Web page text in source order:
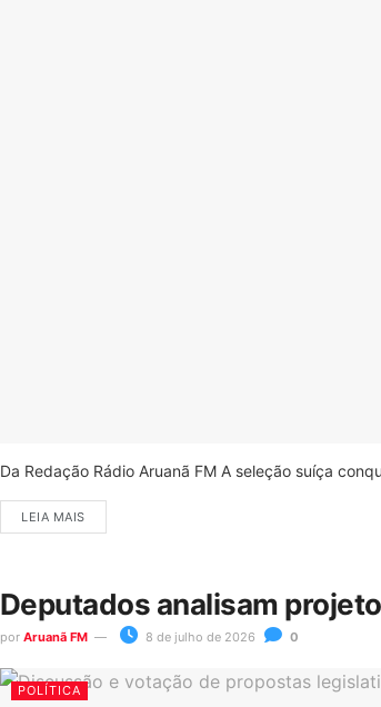
Da Redação Rádio Aruanã FM A seleção suíça
LEIA MAIS
Deputados analisam
por Aruanã FM 8 de julho de 2026 0
POLÍTICA